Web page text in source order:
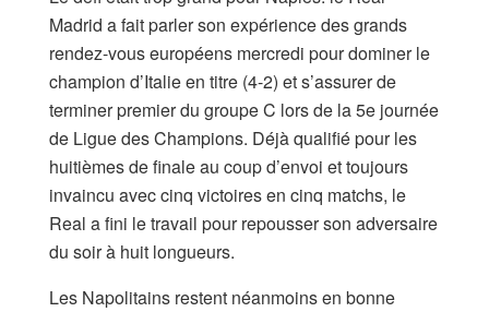
Madrid a fait parler son expérience des grands
rendez-vous européens mercredi pour dominer le
champion d’Italie en titre (4-2) et s’assurer de
terminer premier du groupe C lors de la 5e journée
de Ligue des Champions. Déjà qualifié pour les
huitièmes de finale au coup d’envoi et toujours
invaincu avec cinq victoires en cinq matchs, le
Real a fini le travail pour repousser son adversaire
du soir à huit longueurs.
Les Napolitains restent néanmoins en bonne